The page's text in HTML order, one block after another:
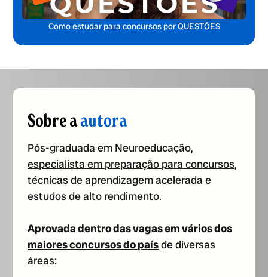
Como estudar para concursos por QUESTÕES
Sobre aautora
Pós-graduada em Neuroeducação,
especialista em preparação para concursos,
técnicas de aprendizagem acelerada e
estudos de alto rendimento.
Aprovada dentro das vagas em vários dos
maiores concursos do paísde diversas
áreas: